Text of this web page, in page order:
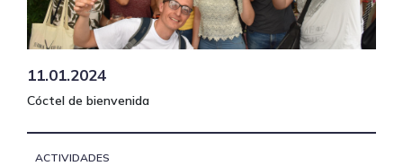
11.01.2024
Cóctel de bienvenida
ACTIVIDADES